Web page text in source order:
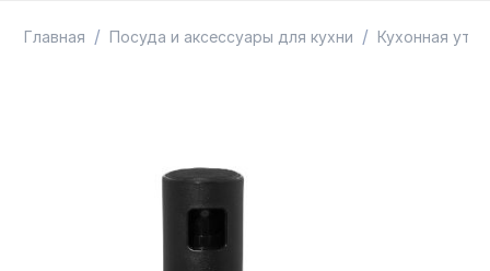
Главная / Посуда и аксессуары для кухни / Кухонная